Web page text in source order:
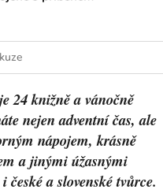
24 knižně a vánočně
nejen adventní čas, ale
nápojem, krásně
a jinými úžasnými
a slovenské tvůrce.